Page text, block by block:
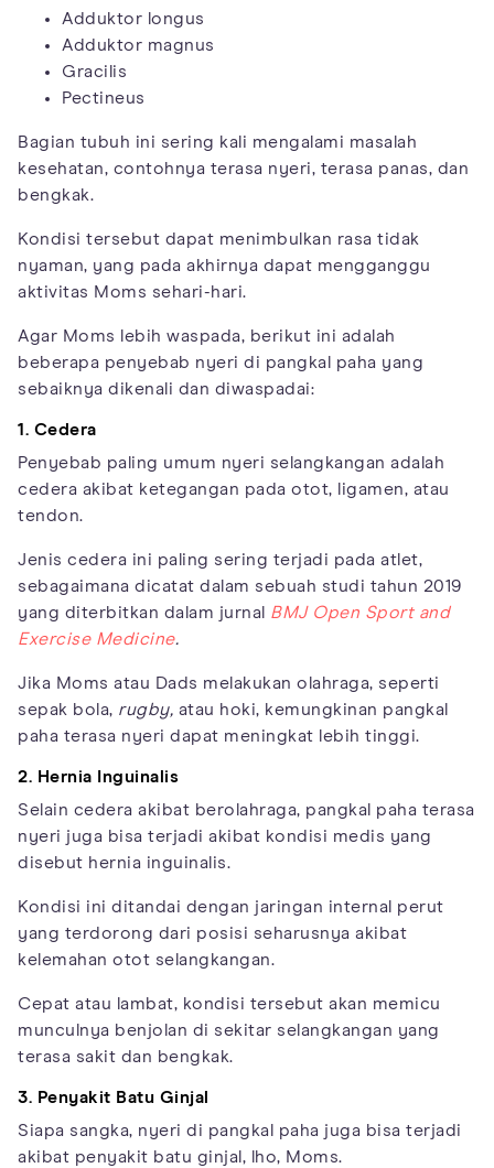
Adduktor longus
Adduktor magnus
Gracilis
Pectineus
Bagian tubuh ini sering kali mengalami masalah
kesehatan, contohnya terasa nyeri, terasa panas, dan
bengkak.
Kondisi tersebut dapat menimbulkan rasa tidak
nyaman, yang pada akhirnya dapat mengganggu
aktivitas Moms sehari-hari.
Agar Moms lebih waspada, berikut ini adalah
beberapa penyebab nyeri di pangkal paha yang
sebaiknya dikenali dan diwaspadai:
1. Cedera
Penyebab paling umum nyeri selangkangan adalah
cedera akibat ketegangan pada otot, ligamen, atau
tendon.
Jenis cedera ini paling sering terjadi pada atlet,
sebagaimana dicatat dalam sebuah studi tahun 2019
yang diterbitkan dalam jurnal BMJ Open Sport and
Exercise Medicine.
Jika Moms atau Dads melakukan olahraga, seperti
sepak bola, rugby, atau hoki, kemungkinan pangkal
paha terasa nyeri dapat meningkat lebih tinggi.
2. Hernia Inguinalis
Selain cedera akibat berolahraga, pangkal paha terasa
nyeri juga bisa terjadi akibat kondisi medis yang
disebut hernia inguinalis.
Kondisi ini ditandai dengan jaringan internal perut
yang terdorong dari posisi seharusnya akibat
kelemahan otot selangkangan.
Cepat atau lambat, kondisi tersebut akan memicu
munculnya benjolan di sekitar selangkangan yang
terasa sakit dan bengkak.
3. Penyakit Batu Ginjal
Siapa sangka, nyeri di pangkal paha juga bisa terjadi
akibat penyakit batu ginjal, lho, Moms.